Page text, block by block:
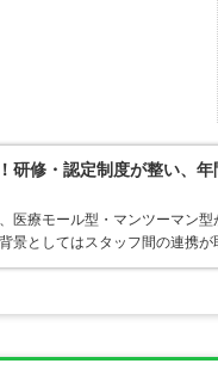
研修・認定制度が整い、
医療モール型・マンツーマン
景としてはスタッフ間の連携